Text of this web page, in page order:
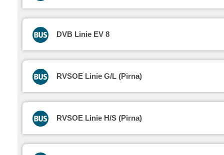
DVB Linie EV 8
RVSOE Linie G/L (Pirna)
RVSOE Linie H/S (Pirna)